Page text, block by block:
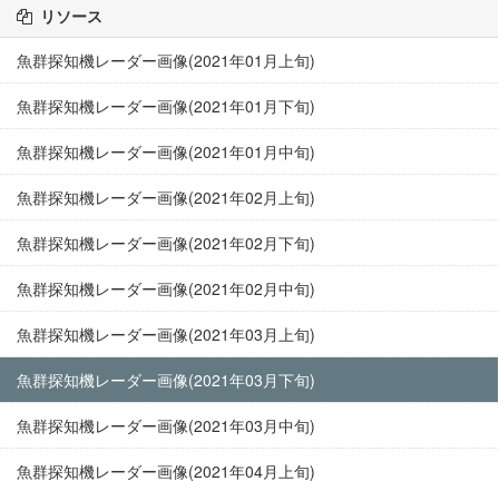
リソース
魚群探知機レーダー画像(2021年01月上旬)
魚群探知機レーダー画像(2021年01月下旬)
魚群探知機レーダー画像(2021年01月中旬)
魚群探知機レーダー画像(2021年02月上旬)
魚群探知機レーダー画像(2021年02月下旬)
魚群探知機レーダー画像(2021年02月中旬)
魚群探知機レーダー画像(2021年03月上旬)
魚群探知機レーダー画像(2021年03月下旬)
魚群探知機レーダー画像(2021年03月中旬)
魚群探知機レーダー画像(2021年04月上旬)